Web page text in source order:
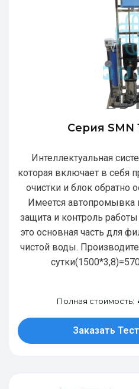
Серия SMN
Интеллектуальная
которая включает в себя
очистки и блок обратно
Имеется автопромывка
защита и контроль
это основная часть для
чистой воды.
Полная стоимость:
Заказать